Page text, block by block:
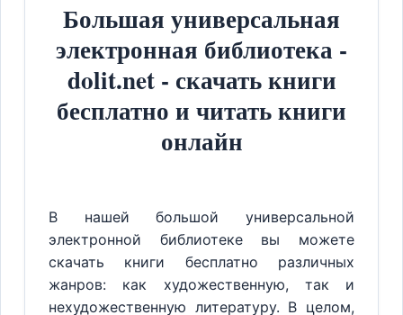
Большая универсальная
электронная библиотека -
dolit.net - скачать книги
бесплатно и читать книги
онлайн
В нашей большой универсальной
электронной библиотеке вы можете
скачать книги бесплатно различных
жанров: как художественную, так и
нехудожественную литературу. В целом,